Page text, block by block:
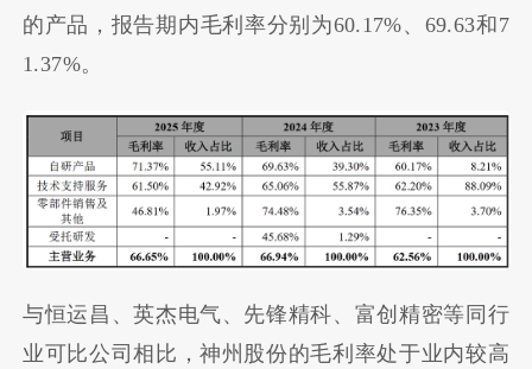
的产品，报告期内毛利率分别为60.17%、69.63和7
1.37%。
与恒运昌、英杰电气、先锋精科、富创精密等同行
业可比公司相比，神州股份的毛利率处于业内较高